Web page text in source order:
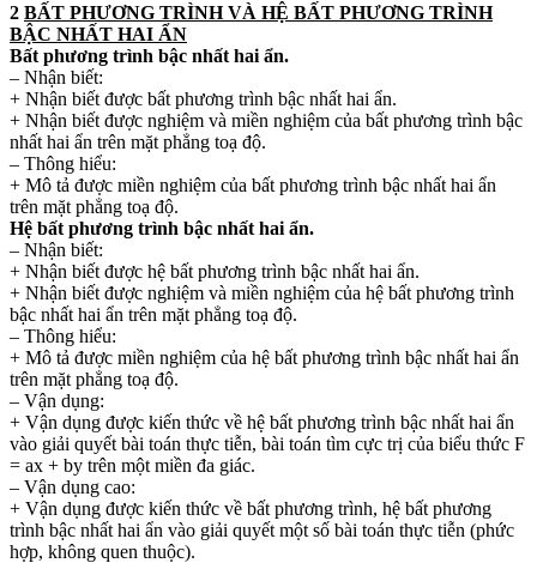
2 BẤT PHƯƠNG TRÌNH VÀ HỆ BẤT PHƯƠNG TRÌNH
BẬC NHẤT HAI ẨN
Bất phương trình bậc nhất hai ẩn.
– Nhận biết:
+ Nhận biết được bất phương trình bậc nhất hai ẩn.
+ Nhận biết được nghiệm và miền nghiệm của bất phương trình bậc
nhất hai ẩn trên mặt phẳng toạ độ.
– Thông hiểu:
+ Mô tả được miền nghiệm của bất phương trình bậc nhất hai ẩn
trên mặt phẳng toạ độ.
Hệ bất phương trình bậc nhất hai ẩn.
– Nhận biết:
+ Nhận biết được hệ bất phương trình bậc nhất hai ẩn.
+ Nhận biết được nghiệm và miền nghiệm của hệ bất phương trình
bậc nhất hai ẩn trên mặt phẳng toạ độ.
– Thông hiểu:
+ Mô tả được miền nghiệm của hệ bất phương trình bậc nhất hai ẩn
trên mặt phẳng toạ độ.
– Vận dụng:
+ Vận dụng được kiến thức về hệ bất phương trình bậc nhất hai ẩn
vào giải quyết bài toán thực tiễn, bài toán tìm cực trị của biểu thức F
= ax + by trên một miền đa giác.
– Vận dụng cao:
+ Vận dụng được kiến thức về bất phương trình, hệ bất phương
trình bậc nhất hai ẩn vào giải quyết một số bài toán thực tiễn (phức
hợp, không quen thuộc).